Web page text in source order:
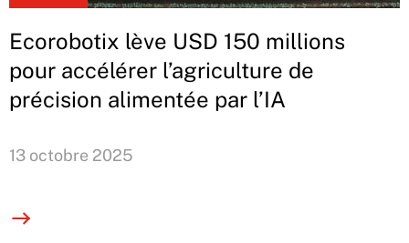
Ecorobotix lève USD 150 millions
pour accélérer l’agriculture de
précision alimentée par l’IA
13 octobre 2025